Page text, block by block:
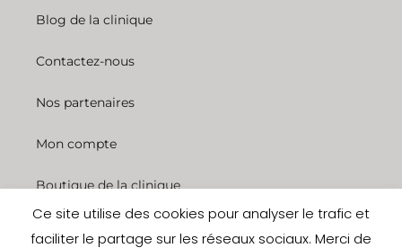
Blog de la clinique
Contactez-nous
Nos partenaires
Mon compte
Boutique de la clinique
Ce site utilise des cookies pour analyser le trafic et
faciliter le partage sur les réseaux sociaux. Merci de